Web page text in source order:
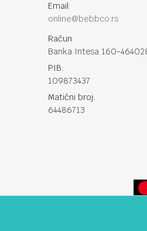
Email:
online@bebbco.rs
Račun
Banka Intesa 160-
PIB:
109873437
Matični broj:
64486713